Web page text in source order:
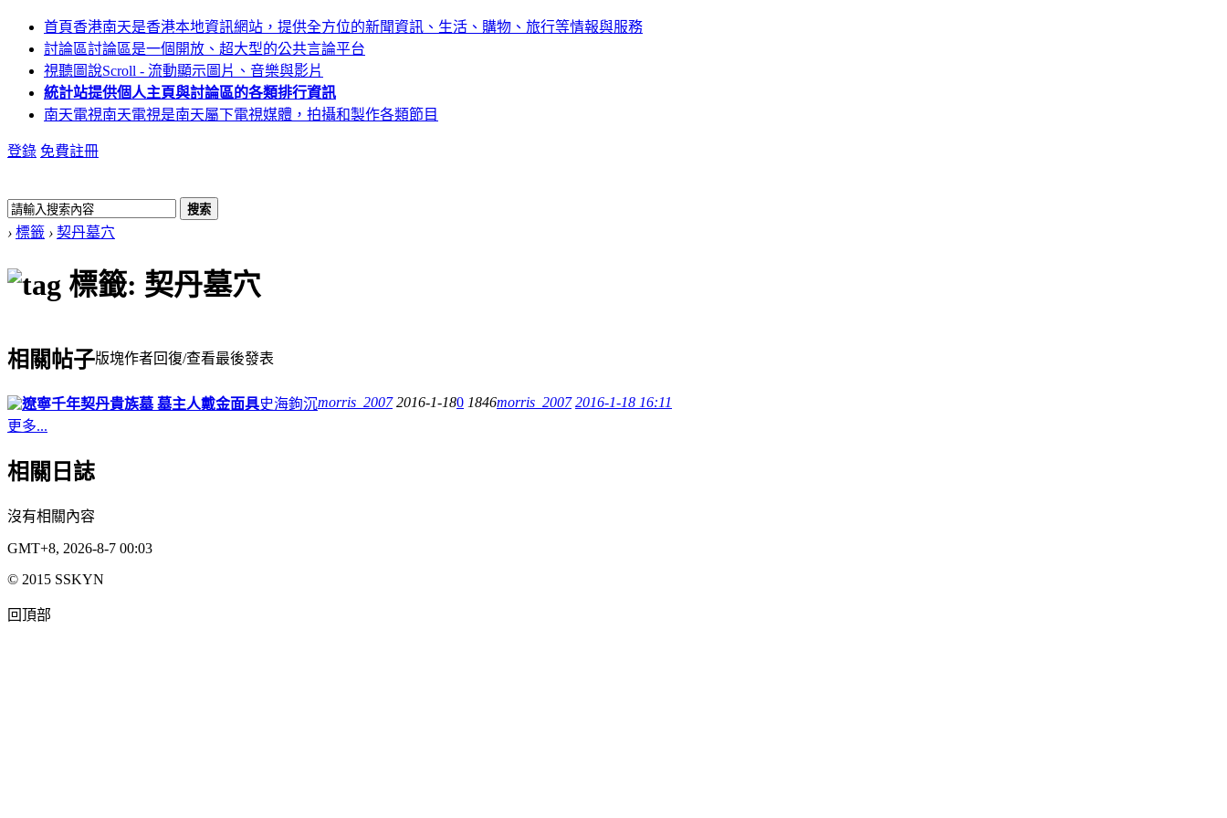
首頁香港南天是香港本地資訊網站，提供全方位的新聞資訊、生活、購物、旅行等情報與服務
討論區討論區是一個開放、超大型的公共言論平台
視聽圖說Scroll - 流動顯示圖片、音樂與影片
統計站提供個人主頁與討論區的各類排行資訊
南天電視南天電視是南天屬下電視媒體，拍攝和製作各類節目
登錄 免費註冊
搜索
› 標籤 › 契丹墓穴
標籤: 契丹墓穴
相關帖子版塊作者回復/查看最後發表
遼寧千年契丹貴族墓 墓主人戴金面具史海鉤沉morris_2007 2016-1-180 1846morris_2007 2016-1-18 16:11
更多...
相關日誌
沒有相關內容
GMT+8, 2026-8-7 00:03
© 2015 SSKYN
回頂部